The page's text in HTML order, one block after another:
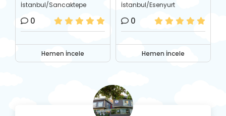
İstanbul/Sancaktepe
0
Hemen İncele
İstanbul/Esenyurt
0
Hemen İncele